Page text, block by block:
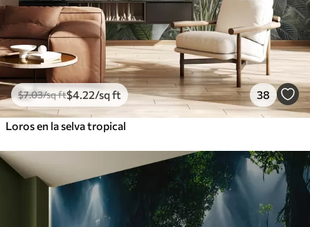
$7.03/sq ft$4 .22/sq ft 38
Loros en la selva tropical